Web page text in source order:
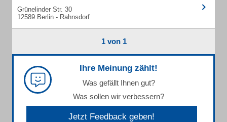
Grünelinder Str. 30
12589 Berlin - Rahnsdorf
1 von 1
Ihre Meinung zählt!
Was gefällt Ihnen gut?
Was sollen wir verbessern?
Jetzt Feedback geben!